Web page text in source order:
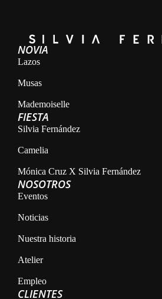
NOVIA
Lazos
Musas
Mademoiselle
FIESTA
Silvia Fernández
Camelia
Mónica Cruz X Silvia Fernández
NOSOTROS
Eventos
Noticias
Nuestra historia
Atelier
Empleo
CLIENTES